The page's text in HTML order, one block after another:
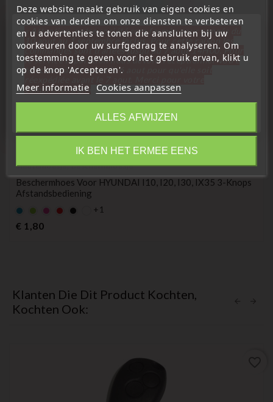
Sleutelhoesje, beschermhoesje
Beschermhoes Voor HYUNDAI I10, I20, I30, IX35 3-Knops
Afstandsbediening
Default
empty
name
Default
empty
name
Default
DefaultZwart+1
€ 1,80Prijs
Klanten Die Dit Product Kochten,
Kochten Ook:
Deze website maakt gebruik van eigen cookies en
cookies van derden om onze diensten te verbeteren
en u advertenties te tonen die aansluiten bij uw
voorkeuren door uw surfgedrag te analyseren. Om
toestemming te geven voor het gebruik ervan, klikt u
op de knop 'Accepteren'.
Meer informatie Cookies aanpassen
ALLES AFWIJZEN
IK BEN HET ERMEE EENS
« Attention, notre société sera fermée pour congés du
10 aout au 1 septembre inclus. Pour cette raison les
commandes sont traitées jusqu'au 7 aout 14H00. Pour
le service réparation nous devons réceptionner votre
télécommande avant le 6 aout pour qu'elle soit
compréhension»
Sluit
Information